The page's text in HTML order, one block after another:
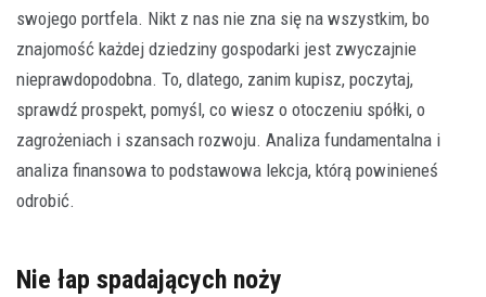
swojego portfela. Nikt z nas nie zna się na wszystkim, bo
znajomość każdej dziedziny gospodarki jest zwyczajnie
nieprawdopodobna. To, dlatego, zanim kupisz, poczytaj,
sprawdź prospekt, pomyśl, co wiesz o otoczeniu spółki, o
zagrożeniach i szansach rozwoju. Analiza fundamentalna i
analiza finansowa to podstawowa lekcja, którą powinieneś
odrobić.
Nie łap spadających noży